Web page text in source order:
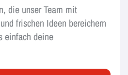
die unser Team mit
frischen Ideen bereichern
einfach deine